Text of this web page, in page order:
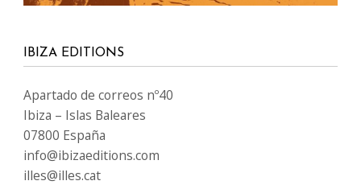
IBIZA EDITIONS
Apartado de correos nº40
Ibiza – Islas Baleares
07800 España
info@ibizaeditions.com
illes@illes.cat